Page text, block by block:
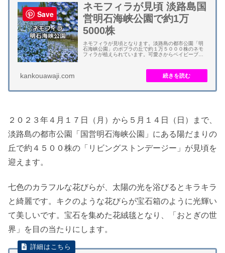
ネモフィラが見頃 淡路島国
営明石海峡公園で約1万
5000株
ネモフィラが見頃となります。淡路島の都市公園「明
石海峡公園」のポプラの丘で約１万５０００株のネモ
フィラが植えられています。可愛さからベイビーブル
kankouawaji.com
２０２３年４月１７日（月）から５月１４日（日）まで、
淡路島の都市公園「国営明石海峡公園」にある陽だまりの
丘で約４５００株の「リビングストンデージー」が見頃を
迎えます。
七色のカラフルな花びらが、太陽の光を浴びるとキラキラ
と綺麗です。キクのような花びらが宝石箱のように光輝い
て美しいです。宝石を集めた花絨毯となり、「おとぎの世
界」を目の当たりにします。
Save